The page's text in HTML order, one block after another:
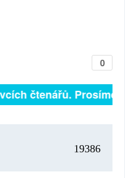
0
čtenářů. Prosíme,
19386